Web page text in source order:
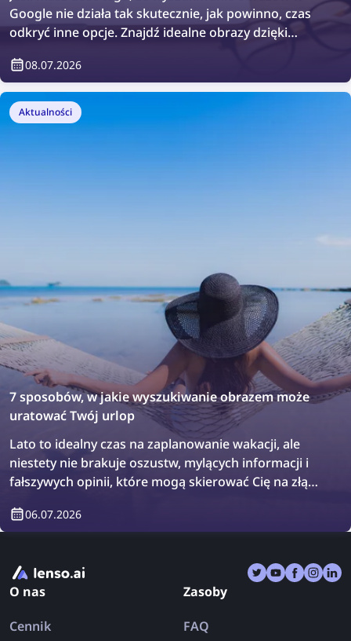
Google nie działa tak skutecznie, jak powinno, czas
odkryć inne opcje. Znajdź idealne obrazy dzięki
obrazów w 2026 roku!
08.07.2026
Aktualności
7 sposobów, w jakie wyszukiwanie obrazem może
uratować Twój urlop
Lato to idealny czas na zaplanowanie wakacji, ale
niestety nie brakuje oszustw, mylących informacji i
fałszywych opinii, które mogą skierować Cię na złą
bardziej rozczarowany niż przed wyjazdem. Sprawdź,
jak wyszukiwanie obrazem może raz na zawsze
06.07.2026
O nas
Cennik
Zasoby
FAQ